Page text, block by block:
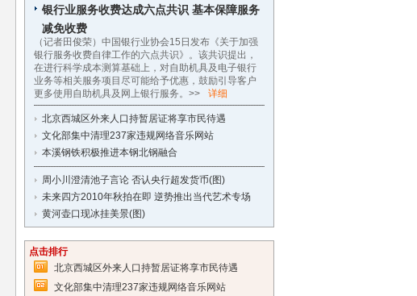
银行业服务收费达成六点共识 基本保障服务
减免收费
（记者田俊荣）中国银行业协会15日发布《关于加强
银行服务收费自律工作的六点共识》。该共识提出，
在进行科学成本测算基础上，对自助机具及电子银行
业务等相关服务项目尽可能给予优惠，鼓励引导客户
更多使用自助机具及网上银行服务。>>
详细
北京西城区外来人口持暂居证将享市民待遇
文化部集中清理237家违规网络音乐网站
本溪钢铁积极推进本钢北钢融合
周小川澄清池子言论 否认央行超发货币(图)
未来四方2010年秋拍在即 逆势推出当代艺术专场
黄河壶口现冰挂美景(图)
点击排行
北京西城区外来人口持暂居证将享市民待遇
文化部集中清理237家违规网络音乐网站